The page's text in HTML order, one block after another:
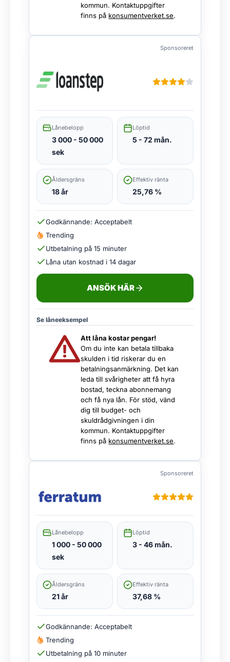
kommun. Kontaktuppgifter
finns på konsumentverket.se.
Sponsoreret
Lånebelopp
3 000 - 50 000
sek
Löptid
5 - 72 mån.
Åldersgräns
18 år
Effektiv ränta
25,76 %
Godkännande: Acceptabelt
Trending
Utbetalning på 15 minuter
Låna utan kostnad i 14 dagar
ANSÖK HÄR
Se låneeksempel
Att låna kostar pengar!
Om du inte kan betala tillbaka
skulden i tid riskerar du en
betalningsanmärkning. Det kan
leda till svårigheter att få hyra
bostad, teckna abonnemang
och få nya lån. För stöd, vänd
dig till budget- och
skuldrådgivningen i din
kommun. Kontaktuppgifter
finns på konsumentverket.se.
Sponsoreret
Lånebelopp
1 000 - 50 000
sek
Löptid
3 - 46 mån.
Åldersgräns
21 år
Effektiv ränta
37,68 %
Godkännande: Acceptabelt
Trending
Utbetalning på 10 minuter